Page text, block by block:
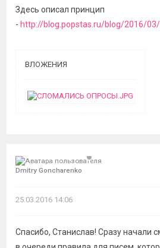
Здесь описал принцип
- http://blog.popstas.ru/blog/2016/
ВЛОЖЕНИЯ
Dmitry Goncharenko
25.03.2016 14:06
Спасибо, Станислав! Сразу начали